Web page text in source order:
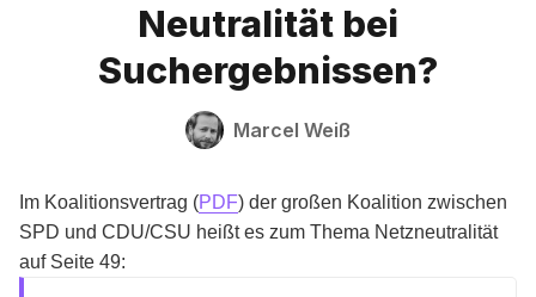
Bitte geben Sie mindestens 3 Zeichen ein
Neutralität bei
Suchergebnissen?
Marcel Weiß
Im Koalitionsvertrag (PDF) der großen Koalition zwischen
SPD und CDU/CSU heißt es zum Thema Netzneutralität
auf Seite 49: